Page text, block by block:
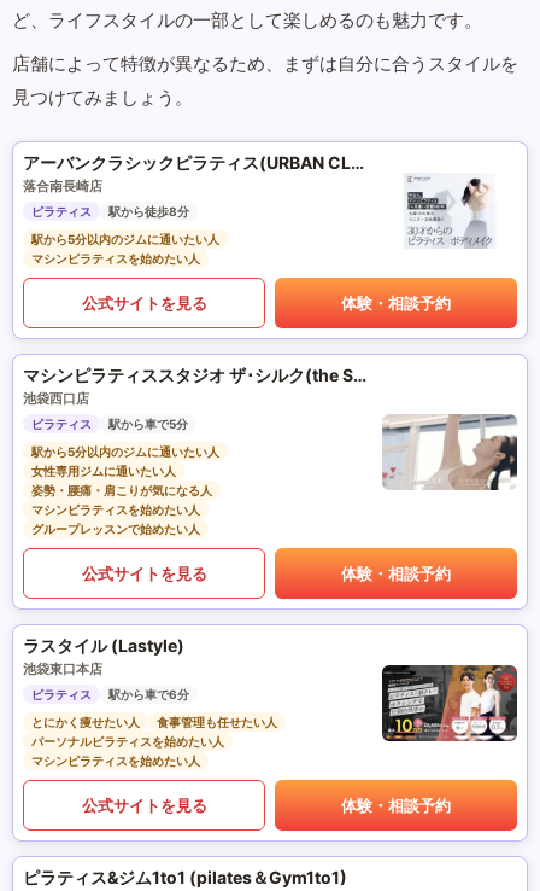
ど、ライフスタイルの一部として楽しめるのも魅力です。
店舗によって特徴が異なるため、まずは自分に合うスタイルを
見つけてみましょう。
アーバンクラシックピラティス(URBAN CLASSIC PILATES)
落合南長崎店
ピラティス
駅から徒歩8分
駅から5分以内のジムに通いたい人
マシンピラティスを始めたい人
公式サイトを見る 体験・相談予約
マシンピラティススタジオ ザ･シルク(the SILK)
池袋西口店
ピラティス
駅から車で5分
駅から5分以内のジムに通いたい人
女性専用ジムに通いたい人
姿勢・腰痛・肩こりが気になる人
マシンピラティスを始めたい人
グループレッスンで始めたい人
公式サイトを見る 体験・相談予約
ラスタイル (Lastyle)
池袋東口本店
ピラティス
駅から車で6分
とにかく痩せたい人
食事管理も任せたい人
パーソナルピラティスを始めたい人
マシンピラティスを始めたい人
公式サイトを見る 体験・相談予約
ピラティス&ジム1to1 (pilates＆Gym1to1)